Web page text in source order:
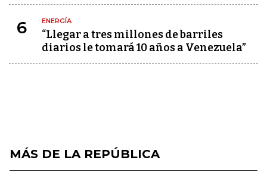
6 ENERGÍA
“Llegar a tres millones de barriles
diarios le tomará 10 años a Venezuela”
MÁS DE LA REPÚBLICA